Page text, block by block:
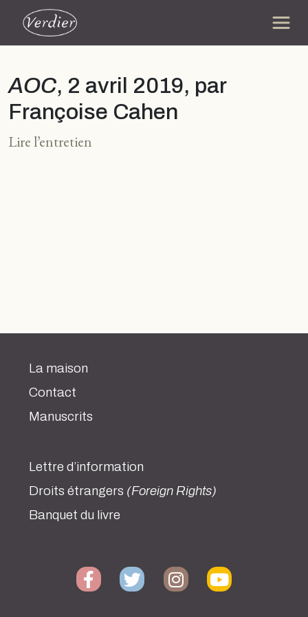
AOC, 2 avril 2019, par
Françoise Cahen
Lire l’entretien
La maison
Contact
Manuscrits
Lettre d’information
Droits étrangers (Foreign Rights)
Banquet du livre